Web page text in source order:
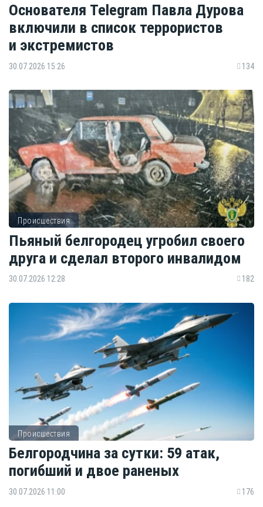
Основателя Telegram Павла Дурова
включили в список террористов
и экстремистов
30.07.2026 15:26 134
Происшествия
Пьяный белгородец угробил своего
друга и сделал второго инвалидом
30.07.2026 12:28 182
Происшествия
Белгородчина за сутки: 59 атак,
погибший и двое раненых
30.07.2026 11:00 176